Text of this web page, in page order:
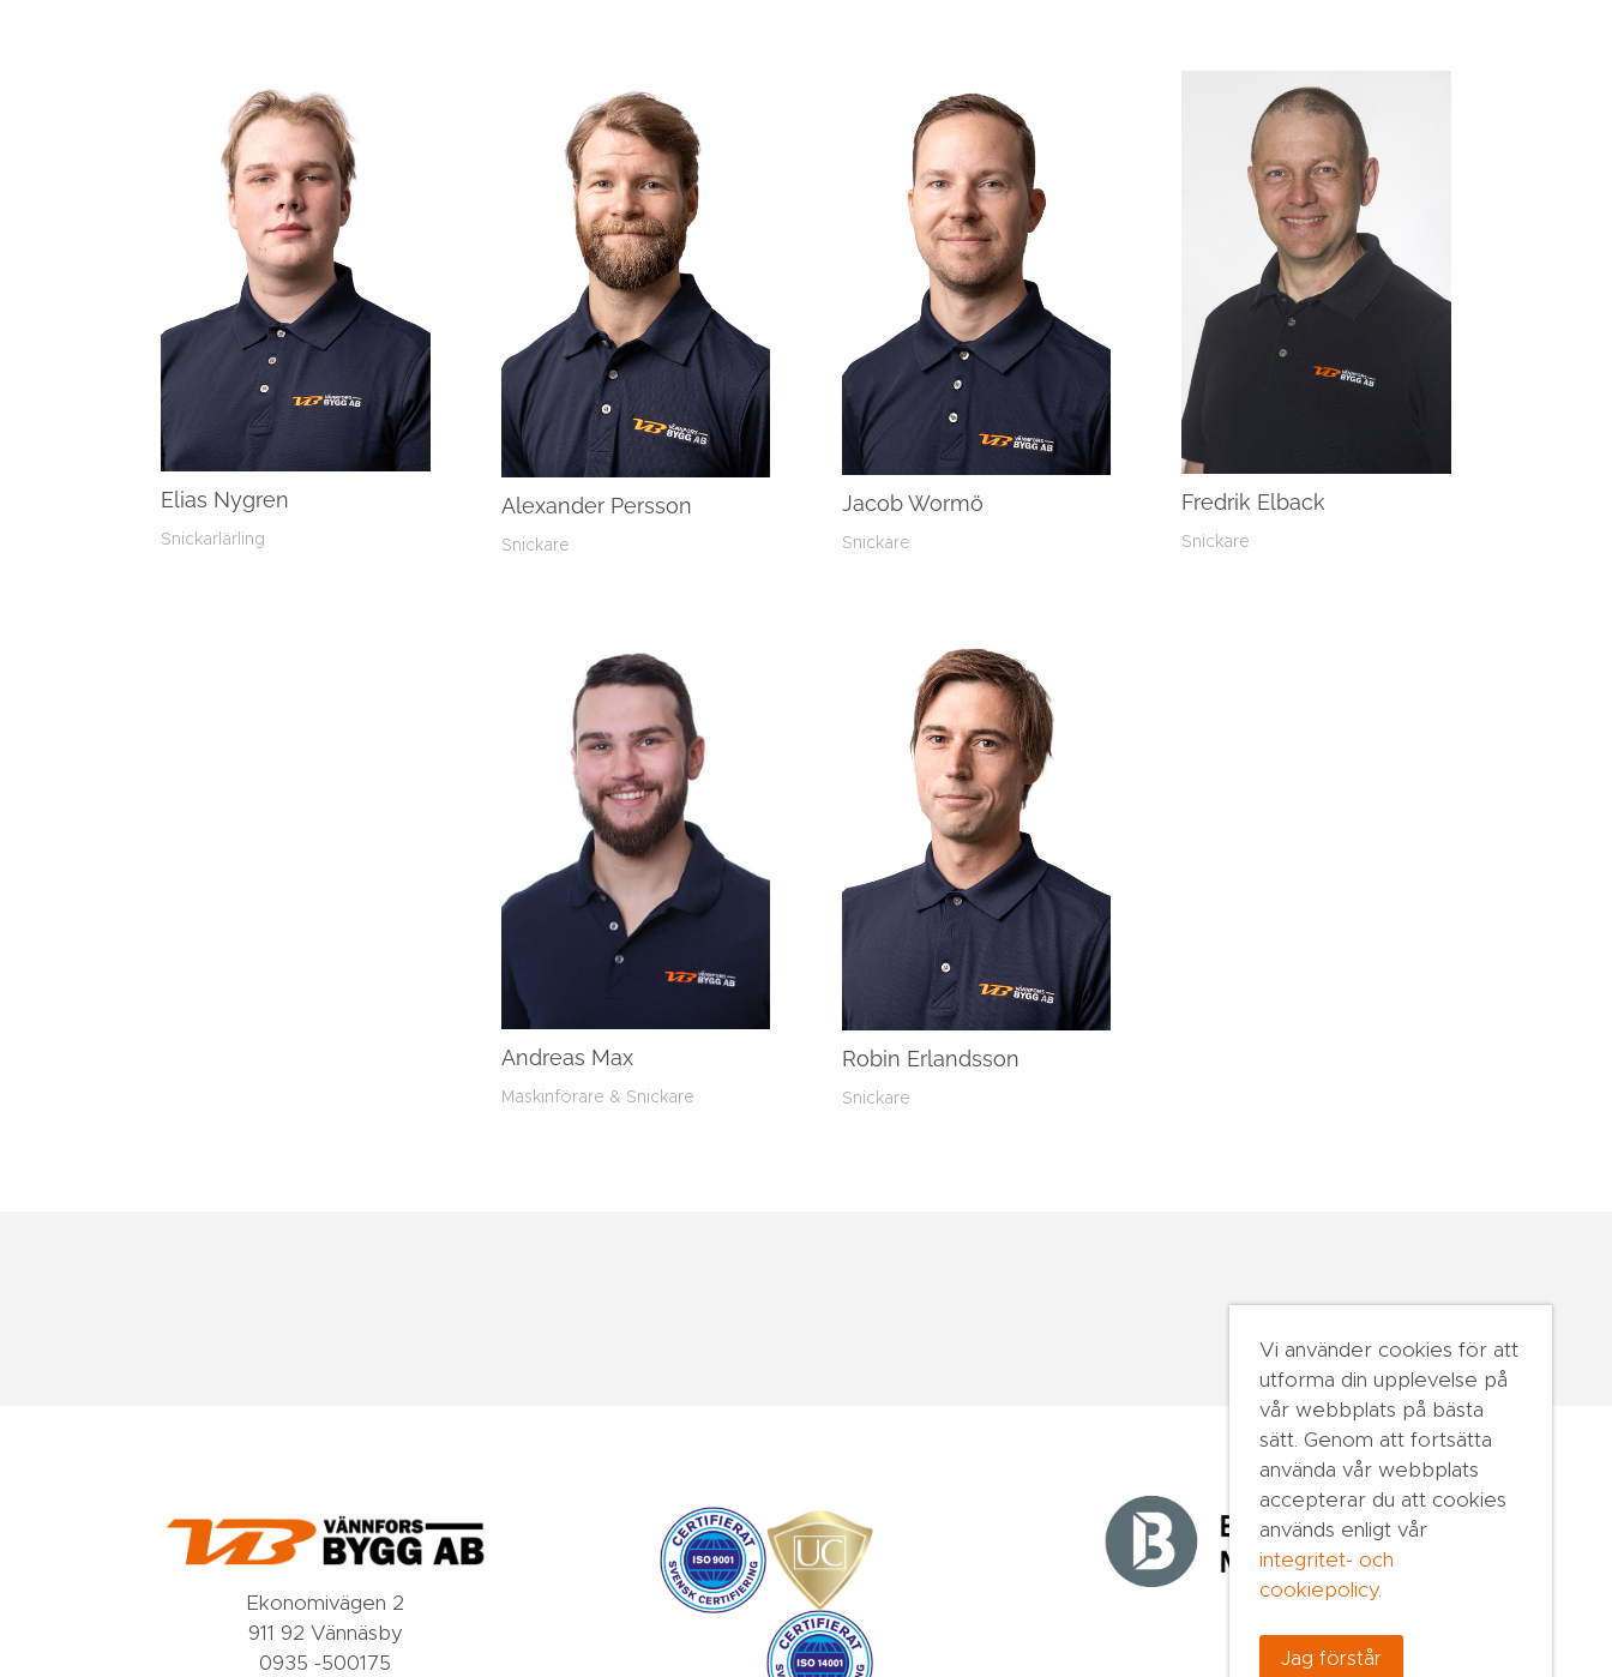
Elias Nygren
Snickarlärling
Alexander Persson
Snickare
Jacob Wormö
Snickare
Fredrik Elback
Snickare
Andreas Max
Maskinförare & Snickare
Robin Erlandsson
Snickare
Ekonomivägen 2
911 92 Vännäsby
0935 -500175
Vi använder cookies för att
utforma din upplevelse på
vår webbplats på bästa
sätt. Genom att fortsätta
använda vår webbplats
accepterar du att cookies
används enligt vår
integritet- och
cookiepolicy.
Jag förstår